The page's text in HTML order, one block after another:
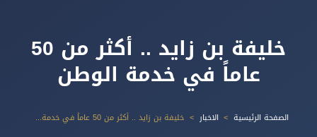
خليفة بن زايد .. أكثر من 50
عاماً في خدمة الوطن
الصفحة الرئيسية الاخبار خليفة بن زايد .. أكثر من 50 عاماً في خدمة الوطن